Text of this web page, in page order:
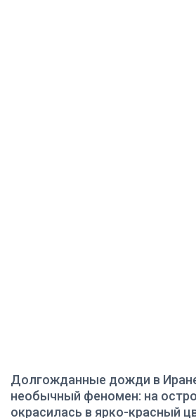
Долгожданные дожди в
необычный феномен: на
окрасилась в ярко-красный